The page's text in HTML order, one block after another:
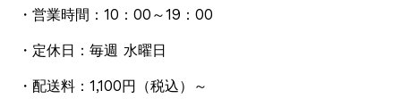
・営業時間：10：00～19：00
・定休日：毎週 水曜日
・配送料：1,100円 （税込） ～